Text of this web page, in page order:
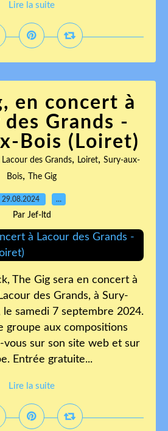
Lire la suite
en concert à
des Grands -
Bois (Loiret)
Lacour des Grands, Loiret, Sury-aux-
Bois, The Gig
29.08.2024 …
Par Jef-ltd
The Gig sera en concert à
des Grands, à Sury-
le samedi 7 septembre 2024.
groupe aux compositions
vous sur son site web et sur
Entrée gratuite...
Lire la suite